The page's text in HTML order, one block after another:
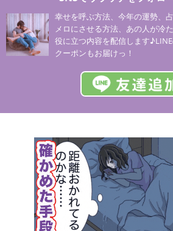
幸せを呼ぶ方法、今年の運勢、
メロにさせる方法、あの人が冷
役に立つ内容を配信します
クーポンもお届けっ！